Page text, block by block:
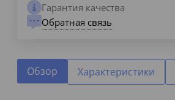
Гарантия качества
Обратная связь
Обзор Характеристики